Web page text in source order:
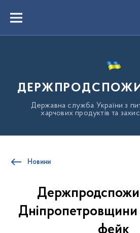
вмістуMenu
Державна служба України з
харчових продуктів та
Новини
Дніпропетровщини
фейк